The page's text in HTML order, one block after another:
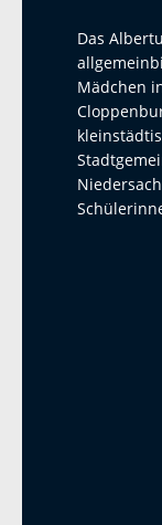
Das
Mädchen
Albertus-